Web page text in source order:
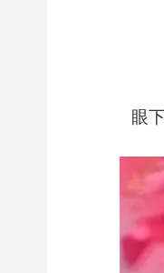
眼